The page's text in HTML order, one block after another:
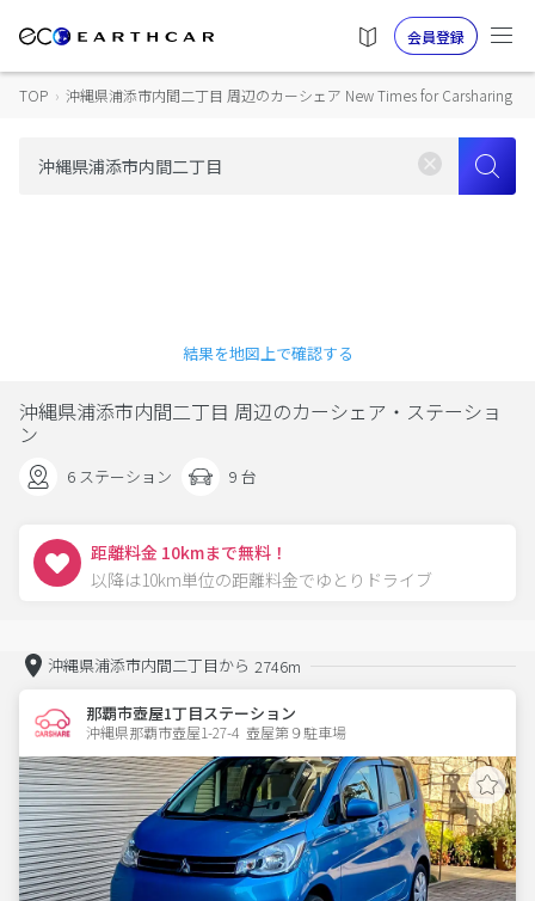
会員登録
TOP › 沖縄県浦添市内間二丁目 周辺のカーシェア New Times for Carsharing
結果を地図上で確認する
沖縄県浦添市内間二丁目 周辺のカーシェア・ステーショ
ン
6 ステーション 9 台
距離料金 10kmまで無料！
以降は10km単位の距離料金でゆとりドライブ
沖縄県浦添市内間二丁目から 2746m
那覇市壺屋1丁目ステーション
沖縄県那覇市壺屋1-27-4  壺屋第９駐車場